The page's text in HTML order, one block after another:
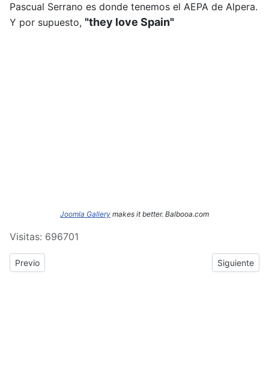
Pascual Serrano es donde tenemos el AEPA de Alpera.
Y por supuesto, "they love Spain"
Joomla Gallery makes it better. Balbooa.com
Visitas: 696701
Previous article: ERASMUS+: Crónica del tercer y cuarto día de
Previo Next article:
Siguiente